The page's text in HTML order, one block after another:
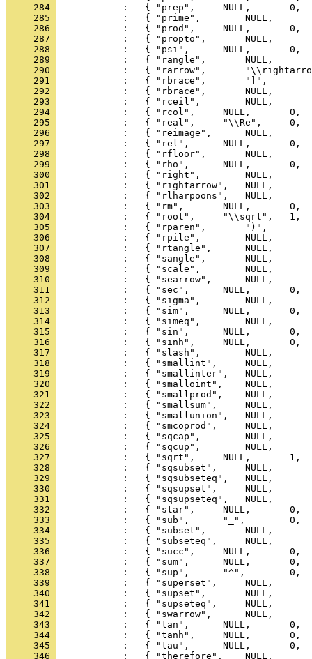
     284
     285
     286
     287
     288
     289
     290
     291
     292
     293
     294
     295
     296
     297
     298
     299
     300
     301
     302
     303
     304
     305
     306
     307
     308
     309
     310
     311
     312
     313
     314
     315
     316
     317
     318
     319
     320
     321
     322
     323
     324
     325
     326
     327
     328
     329
     330
     331
     332
     333
     334
     335
     336
     337
     338
     339
     340
     341
     342
     343
     344
     345
     346